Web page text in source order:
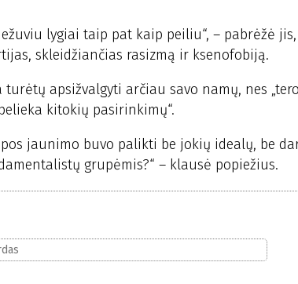
lygiai taip pat kaip peiliu“, – pabrėžė
skleidžiančias rasizmą ir ksenofobiją.
turėtų apsižvalgyti arčiau savo namų, nes
kitokių pasirinkimų“.
jaunimo buvo palikti be jokių idealų, be
grupėmis?“ – klausė popiežius.